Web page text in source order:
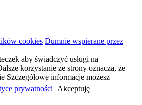
cookies Dumnie wspierane przez
aby świadczyć usługi na
korzystanie ze strony oznacza, że
Szczegółowe informacje możesz
prywatności Akceptuję